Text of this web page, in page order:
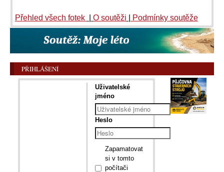
Přehled všech fotek O soutěži Podmínky soutěže
PŘIHLÁŠENÍ
Uživatelské
jméno
Heslo
Zapamatovat
si v tomto
počítači